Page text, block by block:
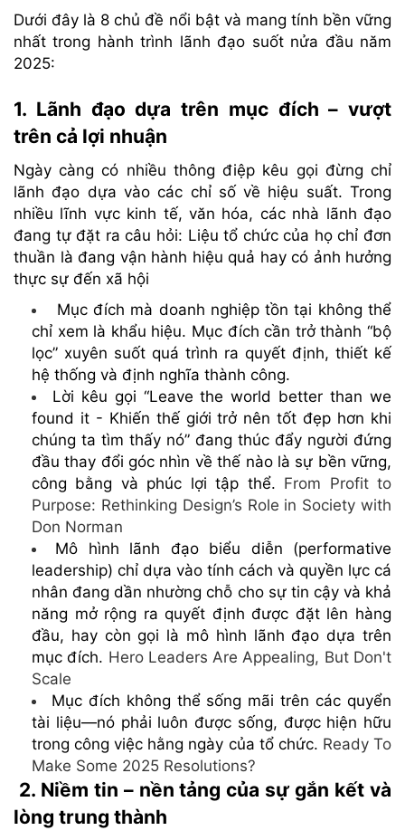
Dưới đây là 8 chủ đề nổi bật và mang tính bền vững
nhất trong hành trình lãnh đạo suốt nửa đầu năm
2025:
1. Lãnh đạo dựa trên mục đích – vượt
trên cả lợi nhuận
Ngày càng có nhiều thông điệp kêu gọi đừng chỉ
lãnh đạo dựa vào các chỉ số về hiệu suất. Trong
nhiều lĩnh vực kinh tế, văn hóa, các nhà lãnh đạo
đang tự đặt ra câu hỏi: Liệu tổ chức của họ chỉ đơn
thuần là đang vận hành hiệu quả hay có ảnh hưởng
thực sự đến xã hội
Mục đích mà doanh nghiệp tồn tại không thể
chỉ xem là khẩu hiệu. Mục đích cần trở thành “bộ
lọc” xuyên suốt quá trình ra quyết định, thiết kế
hệ thống và định nghĩa thành công.
Lời kêu gọi “Leave the world better than we
found it - Khiến thế giới trở nên tốt đẹp hơn khi
chúng ta tìm thấy nó” đang thúc đẩy người đứng
đầu thay đổi góc nhìn về thế nào là sự bền vững,
công bằng và phúc lợi tập thể. From Profit to
Purpose: Rethinking Design’s Role in Society with
Don Norman
Mô hình lãnh đạo biểu diễn (performative
leadership) chỉ dựa vào tính cách và quyền lực cá
nhân đang dần nhường chỗ cho sự tin cậy và khả
năng mở rộng ra quyết định được đặt lên hàng
đầu, hay còn gọi là mô hình lãnh đạo dựa trên
mục đích. Hero Leaders Are Appealing, But Don't
Scale
Mục đích không thể sống mãi trên các quyển
tài liệu—nó phải luôn được sống, được hiện hữu
trong công việc hằng ngày của tổ chức. Ready To
Make Some 2025 Resolutions?
2. Niềm tin – nền tảng của sự gắn kết và
lòng trung thành